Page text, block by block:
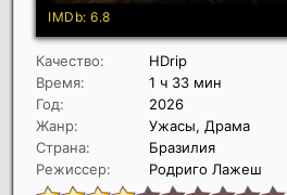
Качество:
HDrip
Время:
1 ч 33 мин
Год:
2026
Жанр:
Ужасы, Драма
Страна:
Бразилия
Режиссер:
Родриго Лажеш